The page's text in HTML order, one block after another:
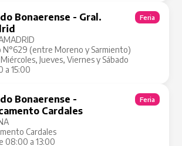
Bonaerense - Gral.
N°629 (entre Moreno y Sarmiento)
Jueves, Viernes y Sábado
a 15:00
Feria
Bonaerense -
Cardales
Cardales
08:00 a 13:00
Feria